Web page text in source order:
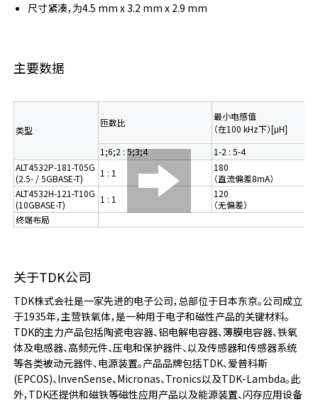
尺寸紧凑，为4.5 mm x 3.2 mm x 2.9 mm
主要数据
类型
匝数比
最小电感值
（在100 kHz下）[μH]
1;6;2 : 5;3;4
1-2 : 5-4
ALT4532P-181-T05G
(2.5- / 5GBASE-T)
1 : 1
180
（直流偏差8mA）
ALT4532H-121-T10G
(10GBASE-T)
1 : 1
120
（无偏差）
终端布局
关于TDK公司
TDK株式会社是一家先进的电子公司，总部位于日本东京。公司成立
于1935年，主营铁氧体，是一种用于电子和磁性产品的关键材料。
TDK的主力产品包括陶瓷电容器、铝电解电容器、薄膜电容器、铁氧
体及电感器、高频元件、压电和保护器件、以及传感器和传感器系统
等各类被动元器件、电源装置。产品品牌包括TDK、爱普科斯
(EPCOS)、InvenSense、Micronas、Tronics以及TDK-Lambda。此
外，TDK还提供和磁铁等磁性应用产品以及能源装置、闪存应用设备